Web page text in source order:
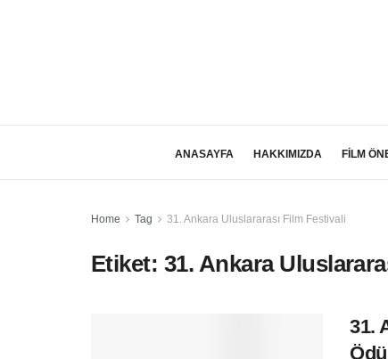
ANASAYFA HAKKIMIZDA FİLM
Home Tag 31. Ankara Uluslararası Film Festivali
Etiket: 31. Ankara
31.